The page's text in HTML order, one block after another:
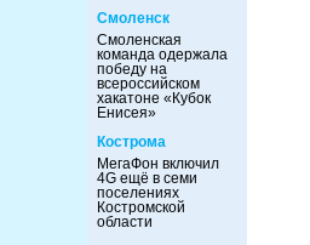
Смоленск
Смоленская
команда одержала
победу на
всероссийском
хакатоне «Кубок
Енисея»
Кострома
МегаФон включил
4G ещё в семи
поселениях
Костромской
области